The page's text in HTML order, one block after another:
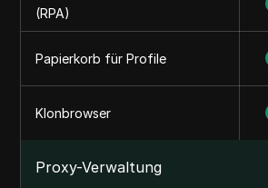
(RPA)
Papierkorb für Profile
Klonbrowser
Proxy-Verwaltung